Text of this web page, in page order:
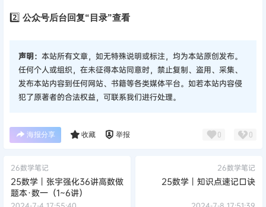
2️⃣ 公众号后台回复“目录”查看
声明： 本站所有文章，如无特殊说明或标注，均为本站原创发布。
任何个人或组织，在未征得本站同意时，禁止复制、盗用、采集、
发布本站内容到任何网站、书籍等各类媒体平台。如若本站内容侵
犯了原著者的合法权益，可联系我们进行处理。
海报分享 收藏 举报 0 0
26数学笔记
25数学丨张宇强化36讲高数做
题本·数一（1~6讲）
26数学笔记
25数学丨知识点速记口诀